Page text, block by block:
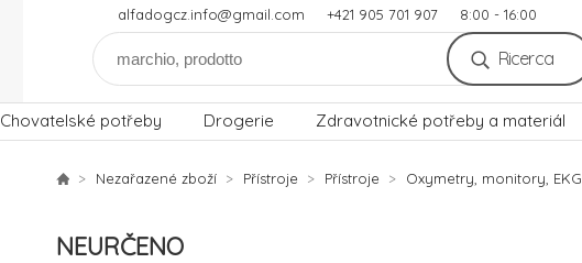
alfadogcz.info@gmail.com +421 905 701 907 8:00 - 16:00
Ricerca
Chovatelské potřeby Drogerie Zdravotnické potřeby a materiál
Nezařazené zboží Přístroje Přístroje Oxymetry, monitory, EKG
NEURČENO